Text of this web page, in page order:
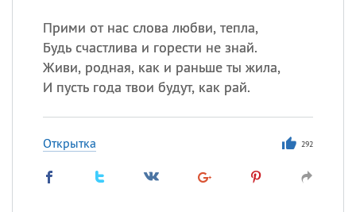
Прими от нас слова любви, тепла,
Будь счастлива и горести не знай.
Живи, родная, как и раньше ты жила,
И пусть года твои будут, как рай.
Открытка 292